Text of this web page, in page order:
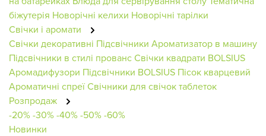
біжутерія Новорічні келихи Новорічні тарілки
Свічки і аромати
Свічки декоративні Підсвічники Ароматизатор в машину
Підсвічники в стилі провансСвічки квадрати BOLSIUS
Аромадифузори Підсвічники BOLSIUS Пісок кварцевий
Ароматичні спреїСвічники для свічок таблеток
Розпродаж
-20%-30%-40%-50%-60%
Новинки